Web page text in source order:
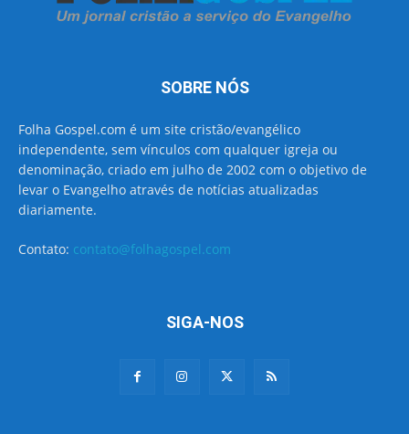
SOBRE NÓS
Folha Gospel.com é um site cristão/evangélico
independente, sem vínculos com qualquer igreja ou
denominação, criado em julho de 2002 com o objetivo de
levar o Evangelho através de notícias atualizadas
diariamente.
Contato: contato@folhagospel.com
SIGA-NOS